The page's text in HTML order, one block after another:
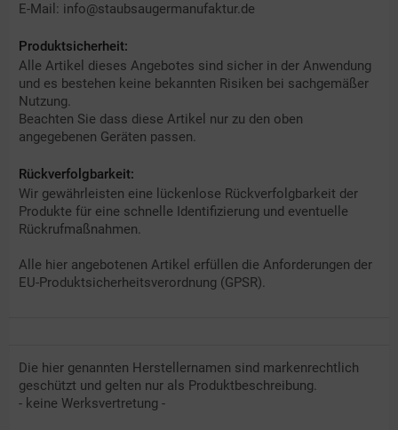
E-Mail: info@staubsaugermanufaktur.de
Produktsicherheit:
Alle Artikel dieses Angebotes sind sicher in der Anwendung
und es bestehen keine bekannten Risiken bei sachgemäßer
Nutzung.
Beachten Sie dass diese Artikel nur zu den oben
angegebenen Geräten passen.
Rückverfolgbarkeit:
Wir gewährleisten eine lückenlose Rückverfolgbarkeit der
Produkte für eine schnelle Identifizierung und eventuelle
Rückrufmaßnahmen.
Alle hier angebotenen Artikel erfüllen die Anforderungen der
EU-Produktsicherheitsverordnung (GPSR).
Die hier genannten Herstellernamen sind markenrechtlich
geschützt und gelten nur als Produktbeschreibung.
- keine Werksvertretung -